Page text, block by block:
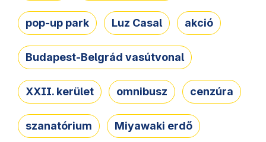
pop-up park Luz Casal akció
Budapest-Belgrád vasútvonal
XXII. kerület omnibusz cenzúra
szanatórium Miyawaki erdő